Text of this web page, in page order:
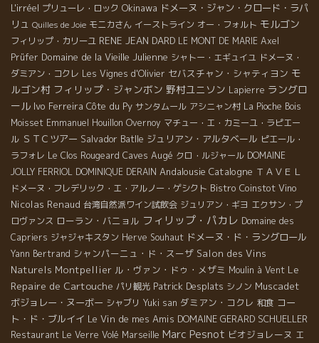
L'irréel プリューレ・ロック Okinawa ドメーヌ・ジャン・クロード・ラパ
リュ Quilles de Joie モニカさん イーストライン オー・フォルト モルゴン
フィリップ・カリーユ RENE JEAN DARD LE MONT DE MARIE Axel
Prüfer Domaine de la Vieille Julienne シャトー・エギュイユ ドメーヌ・
ダミアン・コクレ Les Vignes d'Olivier セバスチャン・シャティヨン モ
ルゴン村 フィリップ・ジャンボン 野村ユニソン Lapierre ラングロ
ール Ivo Ferreira Côte du Py サンタムール アシニャン村 La Pioche Bois
Moisset Emmanuel Houillon Overnoy マチュー・エ・カミーユ・ラピエー
ル ＳＴＣツアー Salvador Batlle ジュリアン・アルタベール ピエール・
ラフォレ Le Clos Rougeard Caves Augé クロ・ルジャール DOMAINE
JOLLY FERRIOL DOMINIQUE DERAIN Andalousie Catalogne ＴＡＶＥＬ
ドメーヌ・フレデリック・エ・アルノー・ゲシクト Bistro Coinstot Vino
Nicolas Renaud 台湾自然派ワイン試飲会 ジュリアン・ギヨ エクサン・プ
ロヴァンス ローラン・バニョル フィリップ・パカレ Domaine des
Capriers ジャジャキスタン Herve Souhaut ドメーヌ・ド・ラングロール
Yann Bertrand シャンパーニュ・ド・スーザ Salon des Vins
Naturels Montpellier ル・ヴァン・ドゥ・メザミ Moulin à Vent Le
Repaire de Cartouche パリ観光 Patrick Desplats シノン Muscadet
ボジョレー・ヌーボー シャブリ Yuki san ダミアン・コクレ 和食 コー
ト・ド・ブルイイ Le Vin de mes Amis DOMAINE GERARD SCHUELLER
Restaurant Le Verre Volé Marseille Marc Pesnot ビオジョレーヌ エ